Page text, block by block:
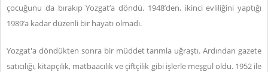
çocuğunu da bırakıp Yozgat’a döndü. 1948’den, ikinci evliliğini yaptığı
1989’a kadar düzenli bir hayatı olmadı.
Yozgat'a döndükten sonra bir müddet tarımla uğraştı. Ardından gazete
satıcılığı, kitapçılık, matbaacılık ve çiftçilik gibi işlerle meşgul oldu. 1952 ile